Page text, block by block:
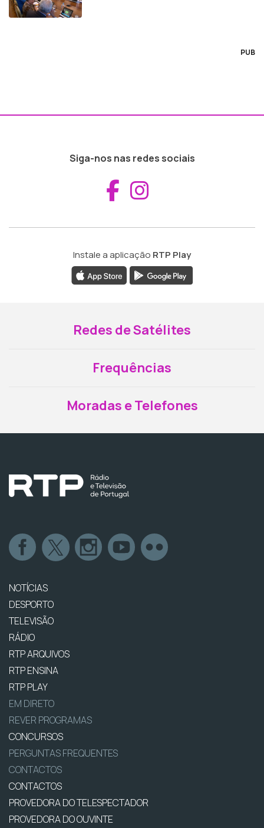
PUB
Siga-nos nas redes sociais
Aceder ao
Instale a aplicação RTP Play
Redes de Satélites
Frequências
Moradas e Telefones
NOTÍCIAS
DESPORTO
TELEVISÃO
RÁDIO
RTP ARQUIVOS
RTP ENSINA
RTP PLAY
EM DIRETO
REVER PROGRAMAS
CONCURSOS
PERGUNTAS FREQUENTES
CONTACTOS
CONTACTOS
PROVEDORA DO TELESPECTADOR
PROVEDORA DO OUVINTE